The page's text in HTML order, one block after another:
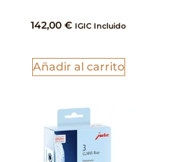
142,00 € IGIC Incluido
Añadir al carrito